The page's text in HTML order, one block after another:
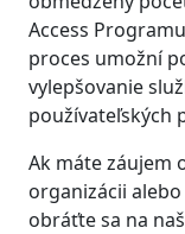
Access
proces umožní
vylepšovanie
používateľských
Ak máte záujem
organizácii
obráťte sa na